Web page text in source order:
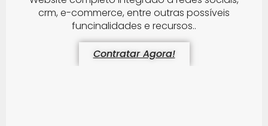
crm, e-commerce, entre outras possíveis
funcinalidades e recursos..
Contratar Agora!